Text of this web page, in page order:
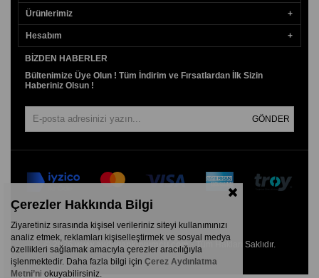
Ürünlerimiz
Hesabım
BIZDEN HABERLER
Bültenimize Üye Olun ! Tüm İndirim ve Fırsatlardan İlk Sizin
Haberiniz Olsun !
GÖNDER
© 2026 www.aydogankuyumcu.com - Tüm Hakları Saklıdır.
Çerezler Hakkında Bilgi
Ziyaretiniz sırasında kişisel verileriniz siteyi kullanımınızı
analiz etmek, reklamları kişiselleştirmek ve sosyal medya
özellikleri sağlamak amacıyla çerezler aracılığıyla
işlenmektedir. Daha fazla bilgi için Çerez Aydınlatma
Metni’ni okuyabilirsiniz.